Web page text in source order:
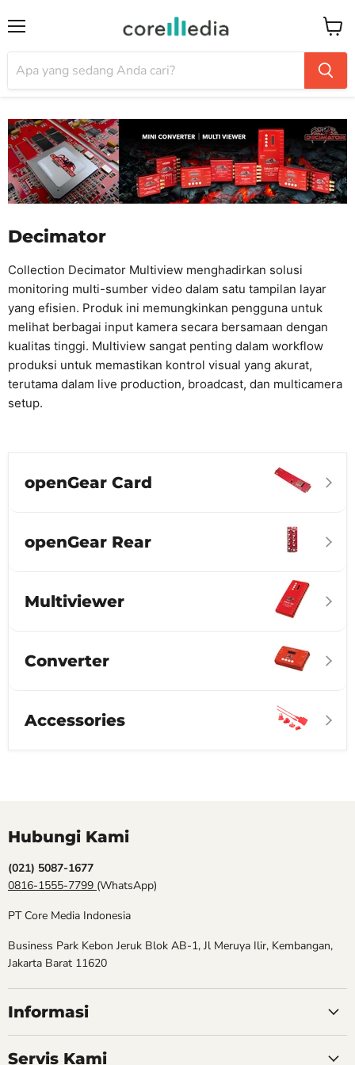
Decimator
Collection Decimator Multiview menghadirkan solusi
monitoring multi-sumber video dalam satu tampilan layar
yang efisien. Produk ini memungkinkan pengguna untuk
melihat berbagai input kamera secara bersamaan dengan
kualitas tinggi. Multiview sangat penting dalam workflow
produksi untuk memastikan kontrol visual yang akurat,
terutama dalam live production, broadcast, dan multicamera
setup.
openGear Card
openGear Rear
Multiviewer
Converter
Accessories
Hubungi Kami
(021) 5087-1677
0816-1555-7799 (WhatsApp)
PT Core Media Indonesia
Business Park Kebon Jeruk Blok AB-1, Jl Meruya Ilir, Kembangan,
Jakarta Barat 11620
Informasi
Servis Kami